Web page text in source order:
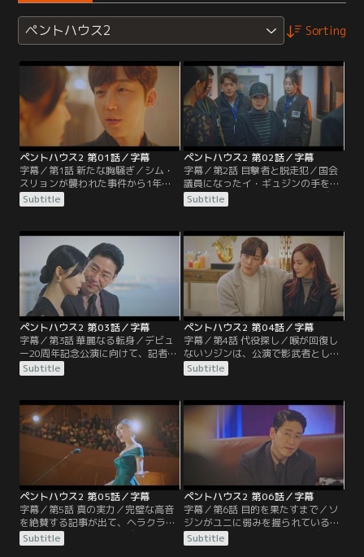
ペントハウス2 Sorting
ペントハウス2 第01話／字幕
字幕／第1話 新たな胸騒ぎ／シム・
スリョンが襲われた事件から1年以
上がたち、歌手として活動を続ける
チョン・ソジンは、スリョンの夫だ
ていた。海外での公演後、そんなソ
ジンの前に元夫のハ・ユンチョルが
突然現れる。
Subtitle
ペントハウス2 第02話／字幕
字幕／第2話 目撃者と脱走犯／国会
議員になったイ・ギュジンの手を借
り、ダンテはソジンにサプライズを
用意する。喜ぶソジン。一方、スリ
たオ・ユニが警察に出頭する。新た
な証言が出たことで事件は急展開を
見せる。
Subtitle
ペントハウス2 第03話／字幕
字幕／第3話 華麗なる転身／デビュ
ー20周年記念公演に向けて、記者た
ちの前で歌を披露していたソジン
は、喉の調子が悪くて音を外してし
うとするが、ユニとユンチョルのこ
とで頭がいっぱいのソジンには全く
響かない。
Subtitle
ペントハウス2 第04話／字幕
字幕／第4話 代役探し／喉が回復し
ないソジンは、公演で影武者として
歌う代役を探すようト秘書に指示を
出す。ヘラパレスに入居したユニと
サンアやヘラクラブのカン・マリが
歓迎する。不愉快なダンテとソジ
ン。
Subtitle
ペントハウス2 第05話／字幕
字幕／第5話 真の実力／完璧な高音
を絶賛する記事が出て、ヘラクラブ
の面々はソジンの公演の成功を祝う
ために集まっていた。しかし歌を褒
Subtitle
ペントハウス2 第06話／字幕
字幕／第6話 目的を果たすまで／ソ
ジンがユニに弱みを握られていると
踏んだダンテは、ト秘書を呼び出
す。娘のペ・ロナを富豪のローガ
Subtitle